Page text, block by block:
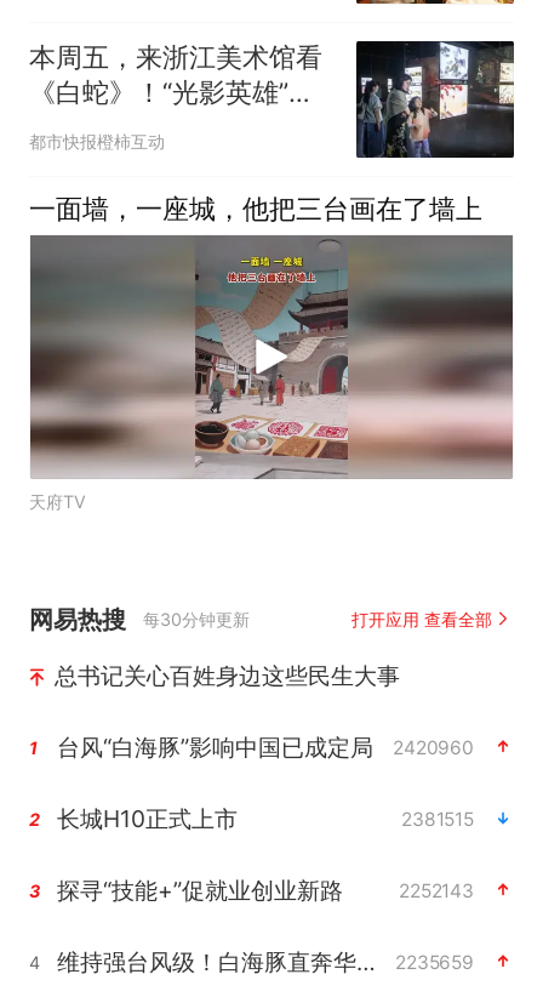
本周五，来浙江美术馆看
《白蛇》！“光影英雄”经
典动画放映会邀你参加，
都市快报橙柿互动
一面墙，一座城，他把三台画在了墙上
天府TV
网易热搜 每30分钟更新 打开应用 查看全部
总书记关心百姓身边这些民生大事
1 台风“白海豚”影响中国已成定局 2420960
2 长城H10正式上市 2381515
3 探寻“技能+”促就业创业新路 2252143
4 维持强台风级！白海豚直奔华东沿海 2235659